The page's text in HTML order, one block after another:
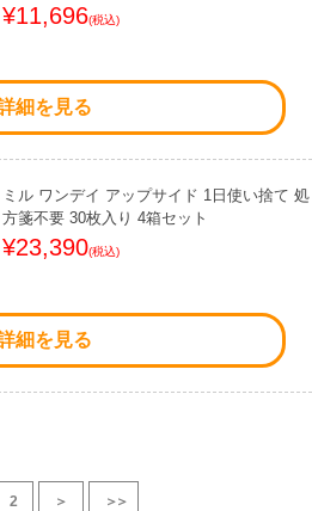
¥11,696(税込)
細を見る
ミル ワンデイ アップサイド 1日使い捨て 処
方箋不要 30枚入り 4箱セット
¥23,390(税込)
細を見る
2 ＞ ＞＞